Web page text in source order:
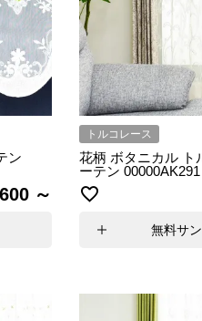
ン
トルコレース
花柄 ボタニカル ト
ーテン 00000AK291
無料サ